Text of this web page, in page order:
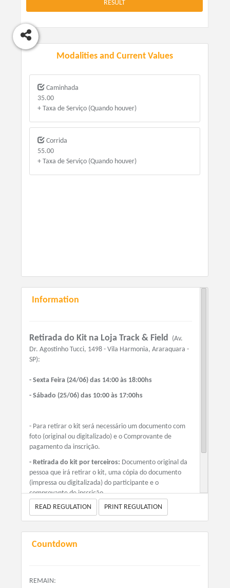
RESULT
Modalities and Current Values
Caminhada
35.00
+ Taxa de Serviço (Quando houver)
Corrida
55.00
+ Taxa de Serviço (Quando houver)
Information
Retirada do Kit na Loja Track & Field (Av.
Dr. Agostinho Tucci, 1498 - Vila Harmonia, Araraquara -
SP):
- Sexta Feira (24/06) das 14:00 às 18:00hs
- Sábado (25/06) das 10:00 às 17:00hs
- Para retirar o kit será necessário um documento com
foto (original ou digitalizado) e o Comprovante de
pagamento da inscrição.
- Retirada do kit por terceiros: Documento original da
pessoa que irá retirar o kit, uma cópia do documento
(impressa ou digitalizada) do participante e o
comprovante de inscrição.
READ REGULATION
PRINT REGULATION
Countdown
REMAIN: